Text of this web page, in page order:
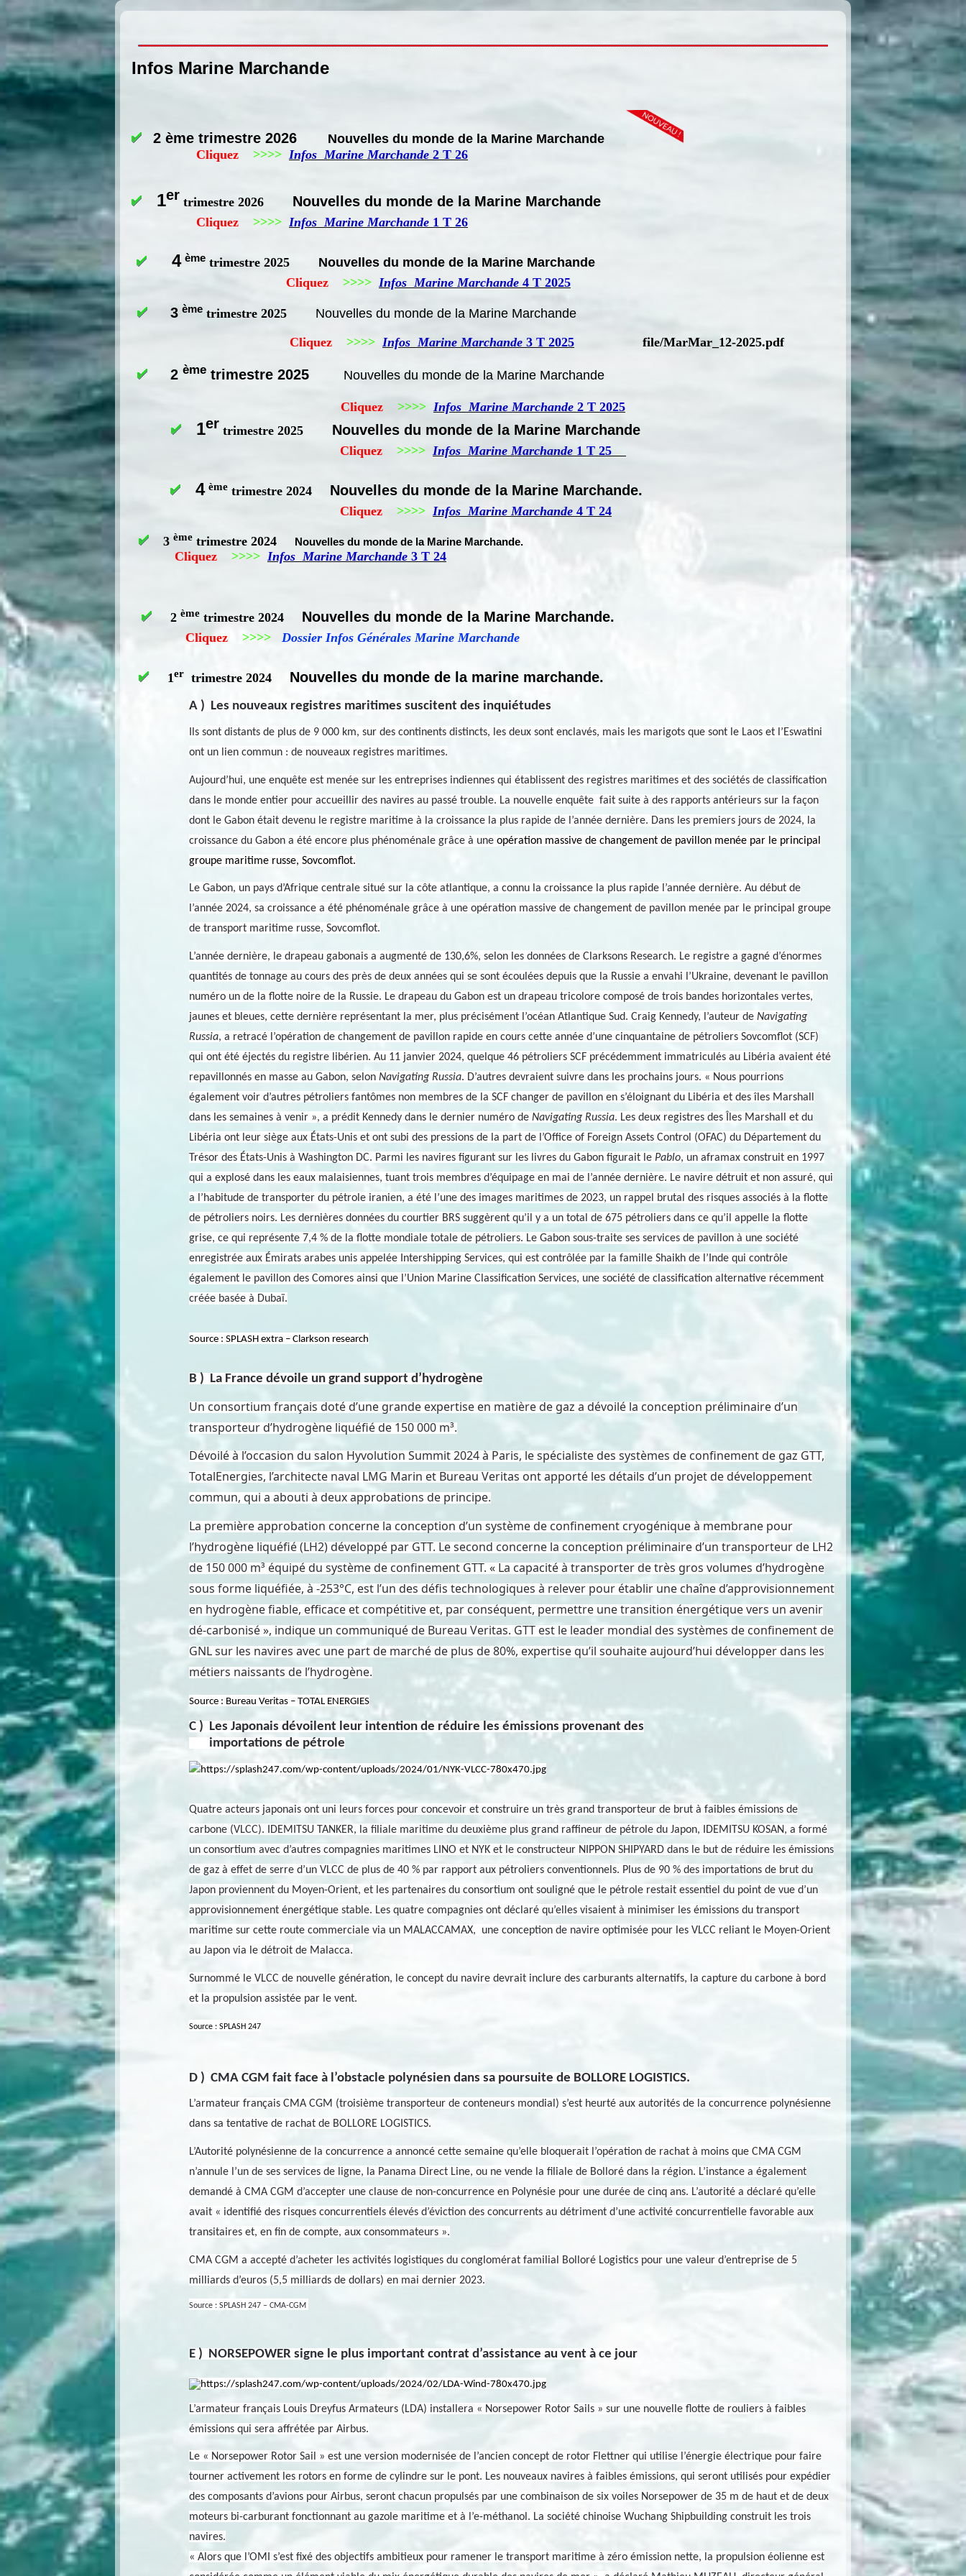
Infos Marine Marchande
2 ème trimestre 2026 Nouvelles du monde de la Marine Marchande
Cliquez >>>> Infos Marine Marchande 2 T 26
1er trimestre 2026 Nouvelles du monde de la Marine Marchande
Cliquez >>>> Infos Marine Marchande 1 T 26
4 ème trimestre 2025 Nouvelles du monde de la Marine Marchande
Cliquez >>>> Infos Marine Marchande 4 T 2025
3 ème trimestre 2025 Nouvelles du monde de la Marine Marchande
Cliquez >>>> Infos Marine Marchande 3 T 2025 file/MarMar_12-2025.pdf
2 ème trimestre 2025 Nouvelles du monde de la Marine Marchande
Cliquez >>>>Infos Marine Marchande 2 T 2025
1er trimestre 2025 Nouvelles du monde de la Marine Marchande
Cliquez >>>> Infos Marine Marchande 1 T 25
4 ème trimestre 2024 Nouvelles du monde de la Marine Marchande.
Cliquez >>>> Infos Marine Marchande 4 T 24
3 ème trimestre 2024 Nouvelles du monde de la Marine Marchande.
Cliquez >>>> Infos Marine Marchande 3 T 24
2 ème trimestre 2024 Nouvelles du monde de la Marine Marchande.
Cliquez >>>> Dossier Infos Générales Marine Marchande
1er trimestre 2024 Nouvelles du monde de la marine marchande.
A ) Les nouveaux registres maritimes suscitent des inquiétudes
Ils sont distants de plus de 9 000 km, sur des continents distincts, les deux sont enclavés, mais les marigots que sont le Laos et l’Eswatini
ont un lien commun : de nouveaux registres maritimes.
Aujourd’hui, une enquête est menée sur les entreprises indiennes qui établissent des registres maritimes et des sociétés de classification
dans le monde entier pour accueillir des navires au passé trouble. La nouvelle enquête fait suite à des rapports antérieurs sur la façon
dont le Gabon était devenu le registre maritime à la croissance la plus rapide de l’année dernière. Dans les premiers jours de 2024, la
croissance du Gabon a été encore plus phénoménale grâce à une opération massive de changement de pavillon menée par le principal
groupe maritime russe, Sovcomflot.
Le Gabon, un pays d’Afrique centrale situé sur la côte atlantique, a connu la croissance la plus rapide l’année dernière. Au début de
l’année 2024, sa croissance a été phénoménale grâce à une opération massive de changement de pavillon menée par le principal groupe
de transport maritime russe, Sovcomflot.
L’année dernière, le drapeau gabonais a augmenté de 130,6%, selon les données de Clarksons Research. Le registre a gagné d’énormes
quantités de tonnage au cours des près de deux années qui se sont écoulées depuis que la Russie a envahi l’Ukraine, devenant le pavillon
numéro un de la flotte noire de la Russie. Le drapeau du Gabon est un drapeau tricolore composé de trois bandes horizontales vertes,
jaunes et bleues, cette dernière représentant la mer, plus précisément l’océan Atlantique Sud. Craig Kennedy, l’auteur de Navigating
Russia, a retracé l’opération de changement de pavillon rapide en cours cette année d’une cinquantaine de pétroliers Sovcomflot (SCF)
qui ont été éjectés du registre libérien. Au 11 janvier 2024, quelque 46 pétroliers SCF précédemment immatriculés au Libéria avaient été
repavillonnés en masse au Gabon, selon Navigating Russia. D’autres devraient suivre dans les prochains jours. « Nous pourrions
également voir d’autres pétroliers fantômes non membres de la SCF changer de pavillon en s’éloignant du Libéria et des îles Marshall
dans les semaines à venir », a prédit Kennedy dans le dernier numéro de Navigating Russia. Les deux registres des Îles Marshall et du
Libéria ont leur siège aux États-Unis et ont subi des pressions de la part de l’Office of Foreign Assets Control (OFAC) du Département du
Trésor des États-Unis à Washington DC. Parmi les navires figurant sur les livres du Gabon figurait le Pablo, un aframax construit en 1997
qui a explosé dans les eaux malaisiennes, tuant trois membres d’équipage en mai de l’année dernière. Le navire détruit et non assuré, qui
a l’habitude de transporter du pétrole iranien, a été l’une des images maritimes de 2023, un rappel brutal des risques associés à la flotte
de pétroliers noirs. Les dernières données du courtier BRS suggèrent qu’il y a un total de 675 pétroliers dans ce qu’il appelle la flotte
grise, ce qui représente 7,4 % de la flotte mondiale totale de pétroliers. Le Gabon sous-traite ses services de pavillon à une société
enregistrée aux Émirats arabes unis appelée Intershipping Services, qui est contrôlée par la famille Shaikh de l’Inde qui contrôle
également le pavillon des Comores ainsi que l’Union Marine Classification Services, une société de classification alternative récemment
créée basée à Dubaï.
Source : SPLASH extra – Clarkson research
B ) La France dévoile un grand support d’hydrogène
Un consortium français doté d’une grande expertise en matière de gaz a dévoilé la conception préliminaire d’un
transporteur d’hydrogène liquéfié de 150 000 m³.
Dévoilé à l’occasion du salon Hyvolution Summit 2024 à Paris, le spécialiste des systèmes de confinement de gaz GTT,
TotalEnergies, l’architecte naval LMG Marin et Bureau Veritas ont apporté les détails d’un projet de développement
commun, qui a abouti à deux approbations de principe.
La première approbation concerne la conception d’un système de confinement cryogénique à membrane pour
l’hydrogène liquéfié (LH2) développé par GTT. Le second concerne la conception préliminaire d’un transporteur de LH2
de 150 000 m³ équipé du système de confinement GTT. « La capacité à transporter de très gros volumes d’hydrogène
sous forme liquéfiée, à -253°C, est l’un des défis technologiques à relever pour établir une chaîne d’approvisionnement
en hydrogène fiable, efficace et compétitive et, par conséquent, permettre une transition énergétique vers un avenir
dé-carbonisé », indique un communiqué de Bureau Veritas. GTT est le leader mondial des systèmes de confinement de
GNL sur les navires avec une part de marché de plus de 80%, expertise qu’il souhaite aujourd’hui développer dans les
métiers naissants de l’hydrogène.
Source : Bureau Veritas – TOTAL ENERGIES
C ) Les Japonais dévoilent leur intention de réduire les émissions provenant des
importations de pétrole
Quatre acteurs japonais ont uni leurs forces pour concevoir et construire un très grand transporteur de brut à faibles émissions de
carbone (VLCC). IDEMITSU TANKER, la filiale maritime du deuxième plus grand raffineur de pétrole du Japon, IDEMITSU KOSAN, a formé
un consortium avec d’autres compagnies maritimes LINO et NYK et le constructeur NIPPON SHIPYARD dans le but de réduire les émissions
de gaz à effet de serre d’un VLCC de plus de 40 % par rapport aux pétroliers conventionnels. Plus de 90 % des importations de brut du
Japon proviennent du Moyen-Orient, et les partenaires du consortium ont souligné que le pétrole restait essentiel du point de vue d’un
approvisionnement énergétique stable. Les quatre compagnies ont déclaré qu’elles visaient à minimiser les émissions du transport
maritime sur cette route commerciale via un MALACCAMAX, une conception de navire optimisée pour les VLCC reliant le Moyen-Orient
au Japon via le détroit de Malacca.
Surnommé le VLCC de nouvelle génération, le concept du navire devrait inclure des carburants alternatifs, la capture du carbone à bord
et la propulsion assistée par le vent.
Source : SPLASH 247
D ) CMA CGM fait face à l’obstacle polynésien dans sa poursuite de BOLLORE LOGISTICS.
L’armateur français CMA CGM (troisième transporteur de conteneurs mondial) s’est heurté aux autorités de la concurrence polynésienne
dans sa tentative de rachat de BOLLORE LOGISTICS.
L’Autorité polynésienne de la concurrence a annoncé cette semaine qu’elle bloquerait l’opération de rachat à moins que CMA CGM
n’annule l’un de ses services de ligne, la Panama Direct Line, ou ne vende la filiale de Bolloré dans la région. L’instance a également
demandé à CMA CGM d’accepter une clause de non-concurrence en Polynésie pour une durée de cinq ans. L’autorité a déclaré qu’elle
avait « identifié des risques concurrentiels élevés d’éviction des concurrents au détriment d’une activité concurrentielle favorable aux
transitaires et, en fin de compte, aux consommateurs ».
CMA CGM a accepté d’acheter les activités logistiques du conglomérat familial Bolloré Logistics pour une valeur d’entreprise de 5
milliards d’euros (5,5 milliards de dollars) en mai dernier 2023.
Source : SPLASH 247 – CMA-CGM
E ) NORSEPOWER signe le plus important contrat d’assistance au vent à ce jour
L’armateur français Louis Dreyfus Armateurs (LDA) installera « Norsepower Rotor Sails » sur une nouvelle flotte de rouliers à faibles
émissions qui sera affrétée par Airbus.
Le « Norsepower Rotor Sail » est une version modernisée de l’ancien concept de rotor Flettner qui utilise l’énergie électrique pour faire
tourner activement les rotors en forme de cylindre sur le pont. Les nouveaux navires à faibles émissions, qui seront utilisés pour expédier
des composants d’avions pour Airbus, seront chacun propulsés par une combinaison de six voiles Norsepower de 35 m de haut et de deux
moteurs bi-carburant fonctionnant au gazole maritime et à l’e-méthanol. La société chinoise Wuchang Shipbuilding construit les trois
navires.
« Alors que l’OMI s’est fixé des objectifs ambitieux pour ramener le transport maritime à zéro émission nette, la propulsion éolienne est